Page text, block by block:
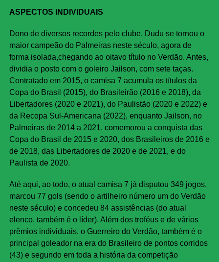
ASPECTOS INDIVIDUAIS
Dono de diversos recordes pelo clube, Dudu se tornou o
maior campeão do Palmeiras neste século, agora de
forma isolada,chegando ao oitavo título no Verdão. Antes,
dividia o posto com o goleiro Jailson, com sete taças.
Contratado em 2015, o camisa 7 acumula os títulos da
Copa do Brasil (2015), do Brasileirão (2016 e 2018), da
Libertadores (2020 e 2021), do Paulistão (2020 e 2022) e
da Recopa Sul-Americana (2022), enquanto Jailson, no
Palmeiras de 2014 a 2021, comemorou a conquista das
Copa do Brasil de 2015 e 2020, dos Brasileiros de 2016 e
de 2018, das Libertadores de 2020 e de 2021, e do
Paulista de 2020.
Até aqui, ao todo, o atual camisa 7 já disputou 349 jogos,
marcou 77 gols (sendo o artilheiro número um do Verdão
neste século) e concedeu 84 assistências (do atual
elenco, também é o líder). Além dos troféus e de vários
prêmios individuais, o Guerreiro do Verdão, também é o
principal goleador na era do Brasileiro de pontos corridos
(43) e segundo em toda a história da competição